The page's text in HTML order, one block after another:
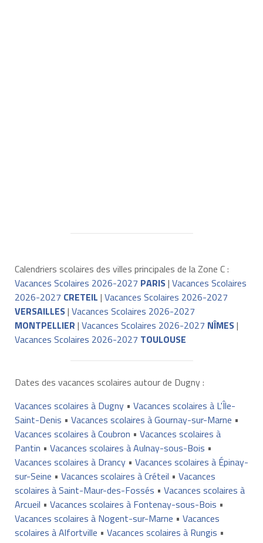
Calendriers scolaires des villes principales de la Zone C :
Vacances Scolaires 2026-2027 PARIS| Vacances Scolaires
2026-2027 CRETEIL | Vacances Scolaires 2026-2027
VERSAILLES| Vacances Scolaires 2026-2027
MONTPELLIER | Vacances Scolaires 2026-2027 NÎMES|
Vacances Scolaires 2026-2027 TOULOUSE
Dates des vacances scolaires autour de Dugny :
Vacances scolaires à Dugny• Vacances scolaires à L'Île-
Saint-Denis • Vacances scolaires à Gournay-sur-Marne •
Vacances scolaires à Coubron • Vacances scolaires à
Pantin • Vacances scolaires à Aulnay-sous-Bois •
Vacances scolaires à Drancy• Vacances scolaires à Épinay-
sur-Seine • Vacances scolaires à Créteil • Vacances
scolaires à Saint-Maur-des-Fossés • Vacances scolaires à
Arcueil • Vacances scolaires à Fontenay-sous-Bois •
Vacances scolaires à Nogent-sur-Marne • Vacances
scolaires à Alfortville • Vacances scolaires à Rungis •